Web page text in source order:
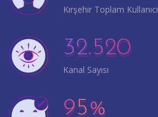
Kırşehir Toplam Kullanıcı
32.520
Kanal Sayısı
95%